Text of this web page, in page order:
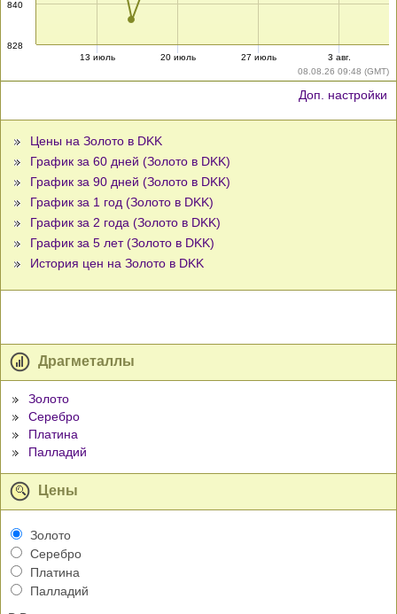
08.08.26 09:48 (GMT)
828
840
13 июль 20 июль 27 июль 3 авг.
Доп. настройки
Цены на Золото в DKK
График за 60 дней (Золото в DKK)
График за 90 дней (Золото в DKK)
График за 1 год (Золото в DKK)
График за 2 года (Золото в DKK)
График за 5 лет (Золото в DKK)
История цен на Золото в DKK
Драгметаллы
Золото
Серебро
Платина
Палладий
Цены
Золото
Серебро
Платина
Палладий